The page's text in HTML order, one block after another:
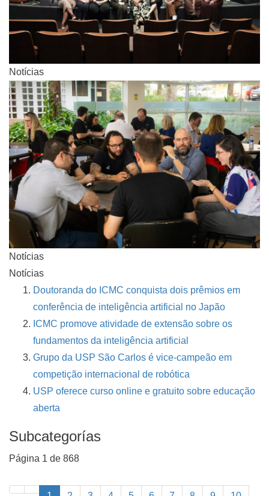
Notícias
Notícias
Notícias
Doutoranda do ICMC conquista dois prêmios em
conferência de inteligência artificial no Japão
ICMC promove atividade de extensão sobre os
fundamentos da inteligência artificial
Grupo da USP São Carlos é vice-campeão em
competição internacional de robótica
USP oferece curso online e gratuito sobre educação
aberta
Subcategorías
Página 1 de 868